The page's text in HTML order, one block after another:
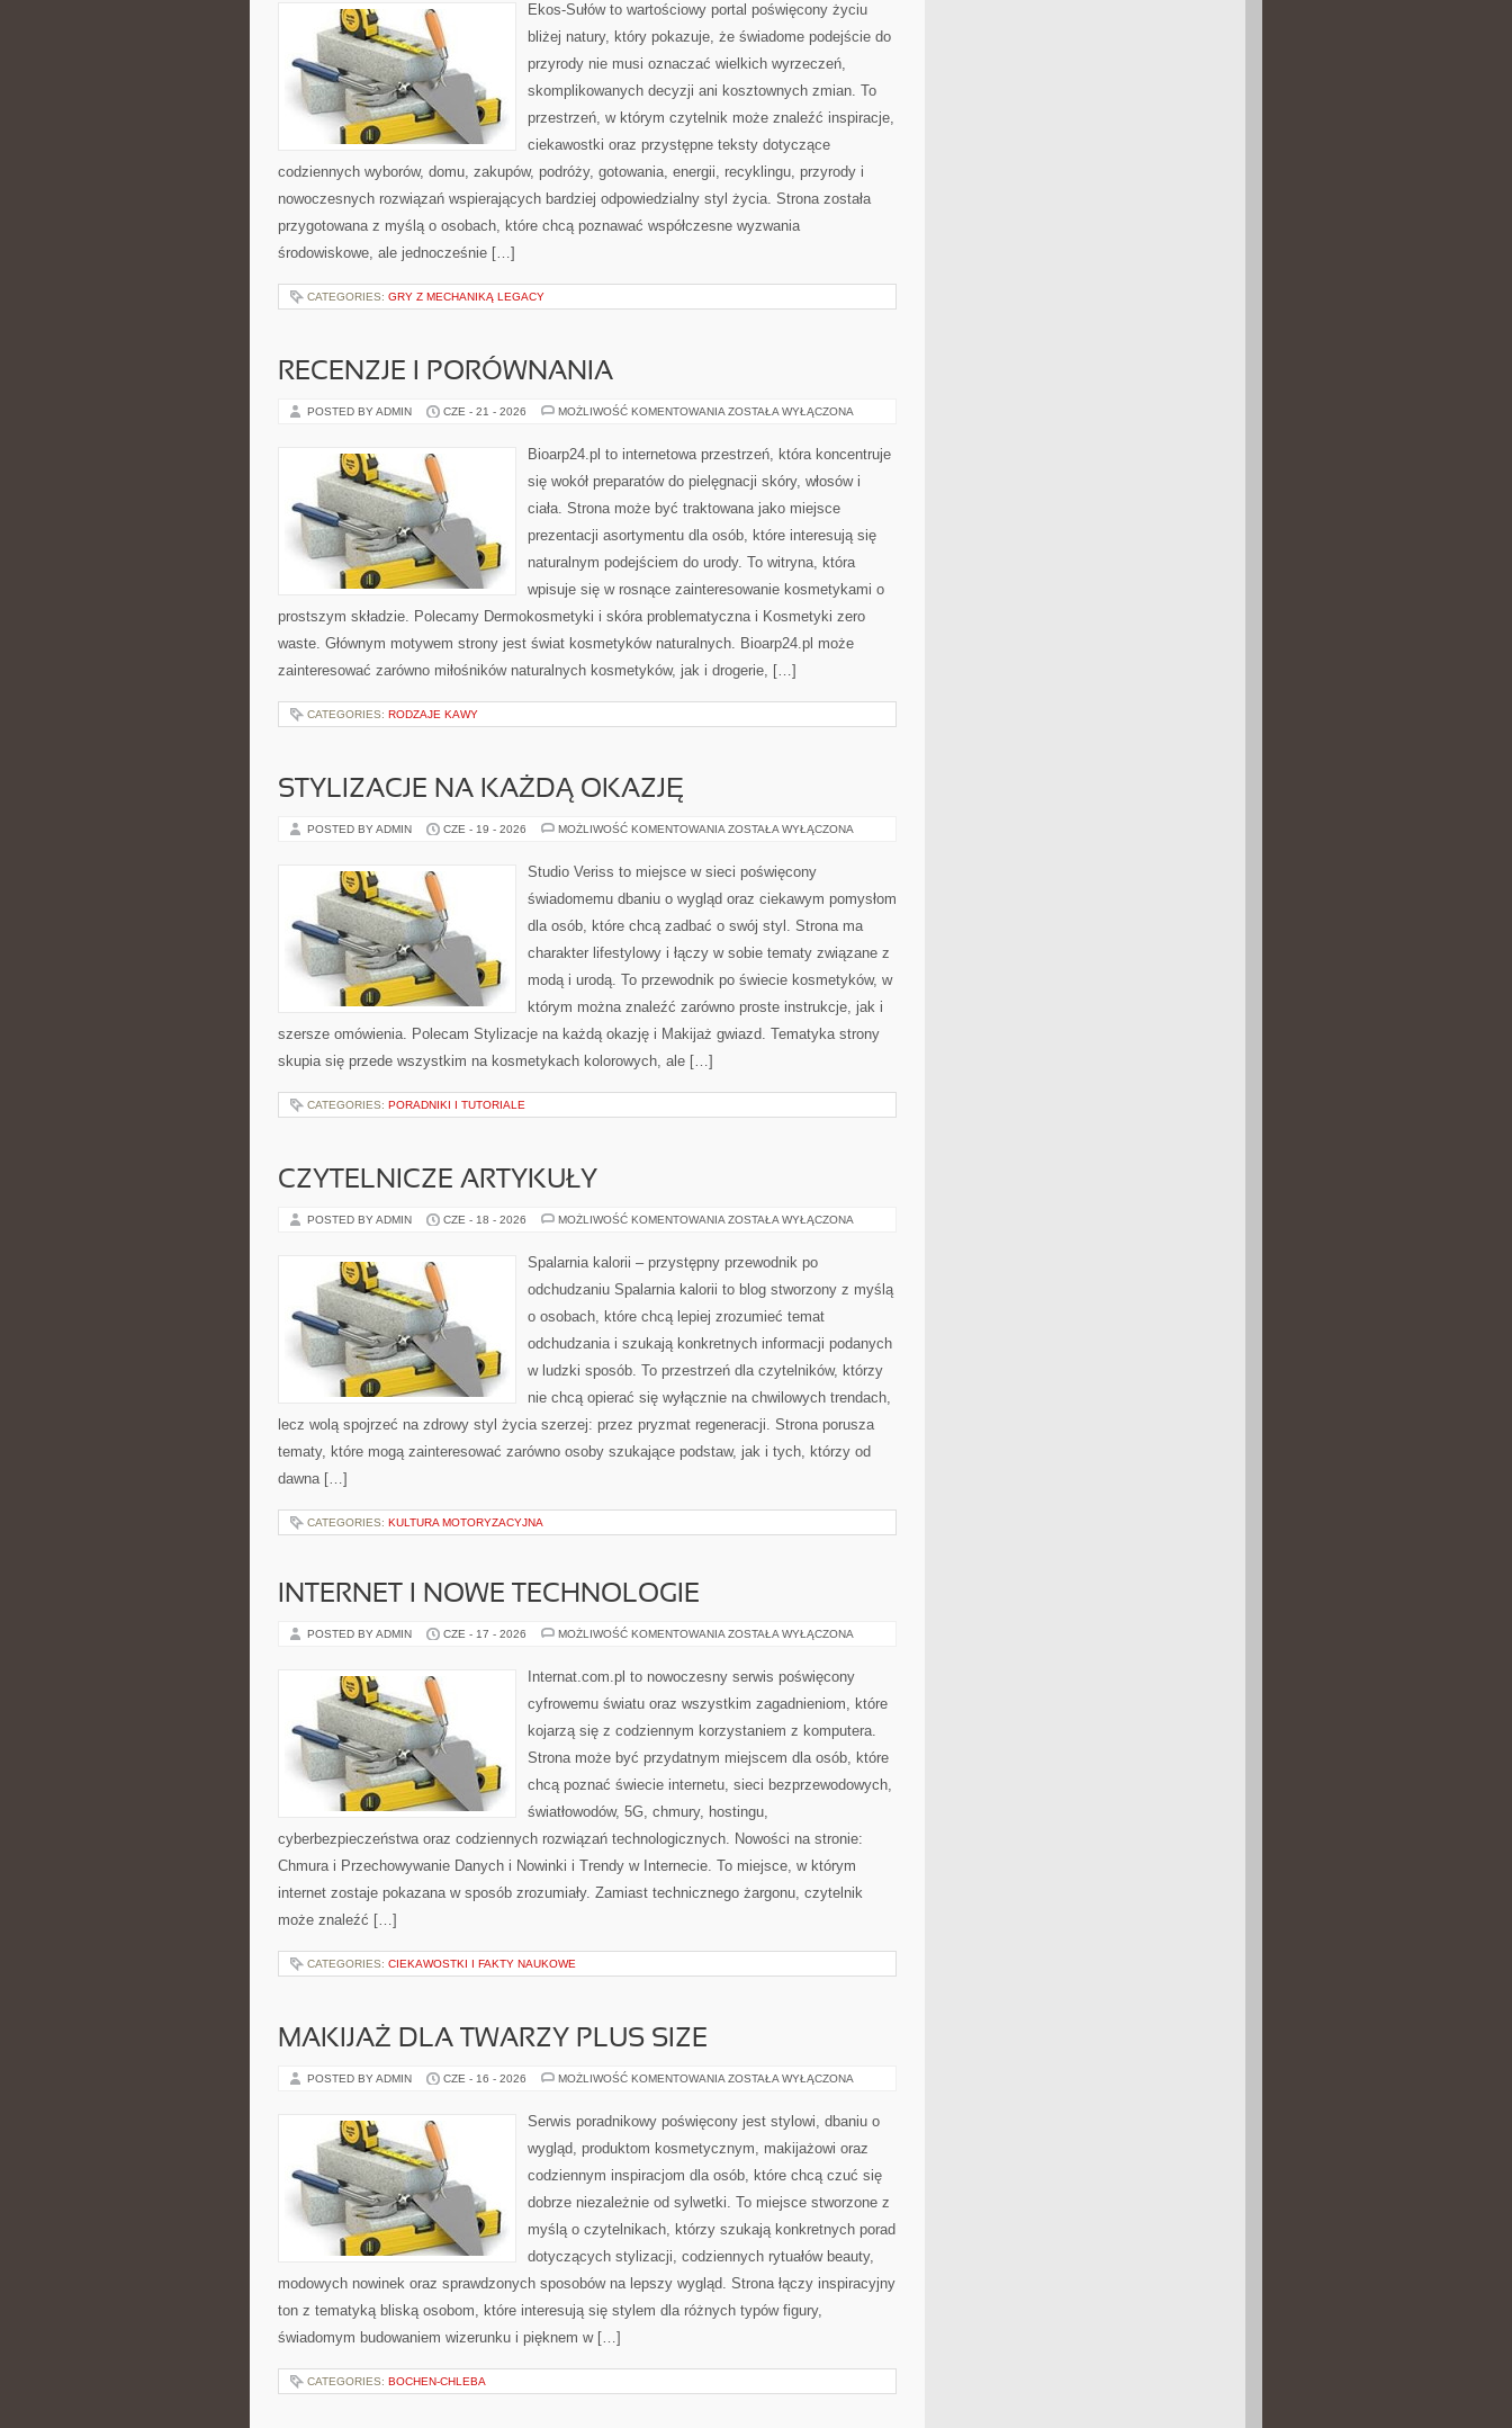
Ekos-Sułów to wartościowy portal poświęcony życiu
bliżej natury, który pokazuje, że świadome podejście do
przyrody nie musi oznaczać wielkich wyrzeczeń,
skomplikowanych decyzji ani kosztownych zmian. To
przestrzeń, w którym czytelnik może znaleźć inspiracje,
ciekawostki oraz przystępne teksty dotyczące
codziennych wyborów, domu, zakupów, podróży, gotowania, energii, recyklingu, przyrody i
nowoczesnych rozwiązań wspierających bardziej odpowiedzialny styl życia. Strona została
przygotowana z myślą o osobach, które chcą poznawać współczesne wyzwania
środowiskowe, ale jednocześnie […]
CATEGORIES: GRY Z MECHANIKĄ LEGACY
RECENZJE I PORÓWNANIA
POSTED BY ADMIN CZE - 21 - 2026 MOŻLIWOŚĆ KOMENTOWANIA RECENZJE
ZOSTAŁA WYŁĄCZONA
Bioarp24.pl to internetowa przestrzeń, która koncentruje
się wokół preparatów do pielęgnacji skóry, włosów i
ciała. Strona może być traktowana jako miejsce
prezentacji asortymentu dla osób, które interesują się
naturalnym podejściem do urody. To witryna, która
wpisuje się w rosnące zainteresowanie kosmetykami o
prostszym składzie. Polecamy Dermokosmetyki i skóra problematyczna i Kosmetyki zero
waste. Głównym motywem strony jest świat kosmetyków naturalnych. Bioarp24.pl może
zainteresować zarówno miłośników naturalnych kosmetyków, jak i drogerie, […]
CATEGORIES: RODZAJE KAWY
STYLIZACJE NA KAŻDĄ OKAZJĘ
POSTED BY ADMIN CZE - 19 - 2026 MOŻLIWOŚĆ KOMENTOWANIA STYLIZACJE
OKAZJĘ
ZOSTAŁA WYŁĄCZONA
Studio Veriss to miejsce w sieci poświęcony
świadomemu dbaniu o wygląd oraz ciekawym pomysłom
dla osób, które chcą zadbać o swój styl. Strona ma
charakter lifestylowy i łączy w sobie tematy związane z
modą i urodą. To przewodnik po świecie kosmetyków, w
którym można znaleźć zarówno proste instrukcje, jak i
szersze omówienia. Polecam Stylizacje na każdą okazję i Makijaż gwiazd. Tematyka strony
skupia się przede wszystkim na kosmetykach kolorowych, ale […]
CATEGORIES: PORADNIKI I TUTORIALE
CZYTELNICZE ARTYKUŁY
POSTED BY ADMIN CZE - 18 - 2026 MOŻLIWOŚĆ KOMENTOWANIA CZYTELNICZE
ZOSTAŁA WYŁĄCZONA
Spalarnia kalorii – przystępny przewodnik po
odchudzaniu Spalarnia kalorii to blog stworzony z myślą
o osobach, które chcą lepiej zrozumieć temat
odchudzania i szukają konkretnych informacji podanych
w ludzki sposób. To przestrzeń dla czytelników, którzy
nie chcą opierać się wyłącznie na chwilowych trendach,
lecz wolą spojrzeć na zdrowy styl życia szerzej: przez pryzmat regeneracji. Strona porusza
tematy, które mogą zainteresować zarówno osoby szukające podstaw, jak i tych, którzy od
dawna […]
CATEGORIES: KULTURA MOTORYZACYJNA
INTERNET I NOWE TECHNOLOGIE
POSTED BY ADMIN CZE - 17 - 2026 MOŻLIWOŚĆ KOMENTOWANIA INTERNET
TECHNOLOGIE
ZOSTAŁA WYŁĄCZONA
Internat.com.pl to nowoczesny serwis poświęcony
cyfrowemu światu oraz wszystkim zagadnieniom, które
kojarzą się z codziennym korzystaniem z komputera.
Strona może być przydatnym miejscem dla osób, które
chcą poznać świecie internetu, sieci bezprzewodowych,
światłowodów, 5G, chmury, hostingu,
cyberbezpieczeństwa oraz codziennych rozwiązań technologicznych. Nowości na stronie:
Chmura i Przechowywanie Danych i Nowinki i Trendy w Internecie. To miejsce, w którym
internet zostaje pokazana w sposób zrozumiały. Zamiast technicznego żargonu, czytelnik
może znaleźć […]
CATEGORIES: CIEKAWOSTKI I FAKTY NAUKOWE
MAKIJAŻ DLA TWARZY PLUS SIZE
POSTED BY ADMIN CZE - 16 - 2026 MOŻLIWOŚĆ KOMENTOWANIA MAKIJAŻ
PLUS
SIZE
ZOSTAŁA WYŁĄCZONA
Serwis poradnikowy poświęcony jest stylowi, dbaniu o
wygląd, produktom kosmetycznym, makijażowi oraz
codziennym inspiracjom dla osób, które chcą czuć się
dobrze niezależnie od sylwetki. To miejsce stworzone z
myślą o czytelnikach, którzy szukają konkretnych porad
dotyczących stylizacji, codziennych rytuałów beauty,
modowych nowinek oraz sprawdzonych sposobów na lepszy wygląd. Strona łączy inspiracyjny
ton z tematyką bliską osobom, które interesują się stylem dla różnych typów figury,
świadomym budowaniem wizerunku i pięknem w […]
CATEGORIES: BOCHEN-CHLEBA